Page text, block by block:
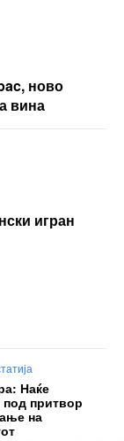
ново
вина
игран
Наќе
под притвор
на